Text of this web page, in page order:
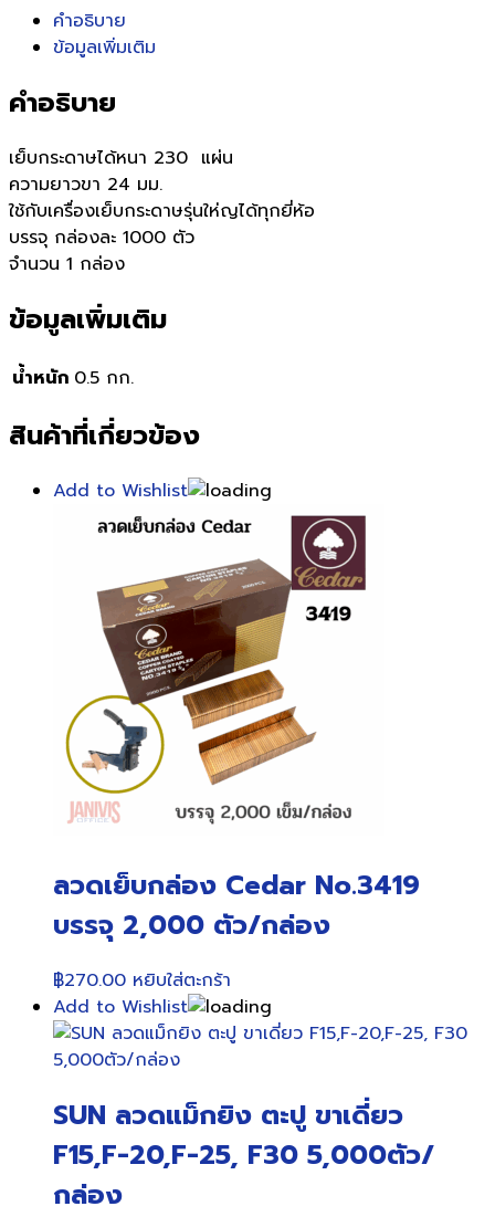
คำอธิบาย
ข้อมูลเพิ่มเติม
คำอธิบาย
เย็บกระดาษได้หนา 230 แผ่น
ความยาวขา 24 มม.
ใช้กับเครื่องเย็บกระดาษรุ่นให่ญได้ทุกยี่ห้อ
บรรจุ กล่องละ 1000 ตัว
จำนวน 1 กล่อง
ข้อมูลเพิ่มเติม
น้ำหนัก 0.5 กก.
สินค้าที่เกี่ยวข้อง
Add to Wishlist
ลวดเย็บกล่อง Cedar No.3419
บรรจุ 2,000 ตัว/กล่อง
฿270.00 หยิบใส่ตะกร้า
Add to Wishlist
SUN ลวดแม็กยิง ตะปู ขาเดี่ยว
F15,F-20,F-25, F30 5,000ตัว/
กล่อง